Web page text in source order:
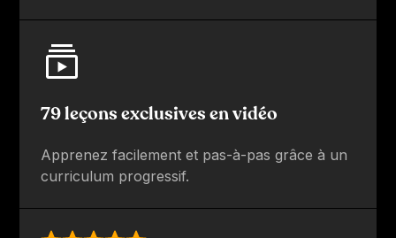
79 leçons exclusives en vidéo
Apprenez facilement et pas-à-pas grâce à un
curriculum progressif.